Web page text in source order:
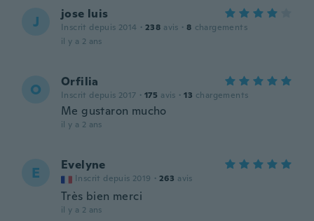
J jose luis
Inscrit depuis 2014 · 238 avis · 8 chargements
il y a 2 ans
O Orfilia
Inscrit depuis 2017 · 175 avis · 13 chargements
Me gustaron mucho
il y a 2 ans
E Evelyne
Inscrit depuis 2019 · 263 avis
Très bien merci
il y a 2 ans